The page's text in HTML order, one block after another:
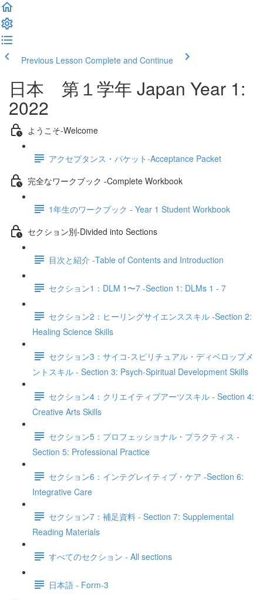
Previous Lesson Complete and Continue
日本 第１学年 Japan Year 1:
2022
ようこそ‐Welcome
アクセプタンス・パケット‐Acceptance Packet
完全なワークブック -Complete Workbook
1年生のワークブック - Year 1 Student Workbook
セクション別‐Divided into Sections
目次と紹介 -Table of Contents and Introduction
セクション1：DLM 1〜7 -Section 1: DLMs 1 - 7
セクション2：ヒーリングサイエンススキル -Section 2:
Healing Science Skills
セクション3：サイコ‐スピリチュアル・ディベロップメ
ントスキル - Section 3: Psych-Spiritual Development Skills
セクション4：クリエイティブアーツスキル - Section 4:
Creative Arts Skills
セクション5：プロフェッショナル・プラクティス -
Section 5: Professional Practice
セクション6：インテグレイティブ・ケア -Section 6:
Integrative Care
セクション7：補足資料 - Section 7: Supplemental
Reading Materials
すべてのセクション - All sections
日本語 - Form-3